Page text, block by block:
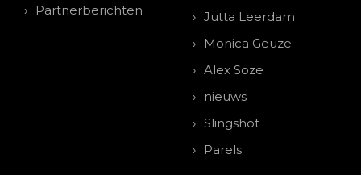
Partnerberichten
Jutta Leerdam
Monica Geuze
Alex Soze
nieuws
Slingshot
Parels